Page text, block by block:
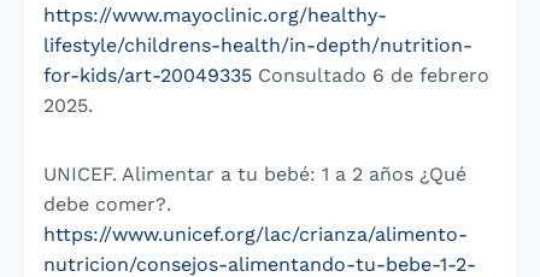
https://www.mayoclinic.org/healthy-
lifestyle/childrens-health/in-depth/nutrition-
for-kids/art-20049335 Consultado 6 de febrero
2025.
UNICEF. Alimentar a tu bebé: 1 a 2 años ¿Qué
debe comer?.
https://www.unicef.org/lac/crianza/alimento-
nutricion/consejos-alimentando-tu-bebe-1-2-